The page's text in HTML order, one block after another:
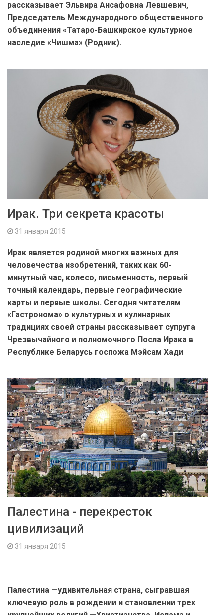
рассказывает Эльвира Ансафовна Левшевич,
Председатель Международного общественного
объединения «Татаро-Башкирское культурное
наследие «Чишма» (Родник).
Ирак. Три секрета красоты
31 января 2015
Ирак является родиной многих важных для
человечества изобретений, таких как 60-
минутный час, колесо, письменность, первый
точный календарь, первые географические
карты и первые школы. Сегодня читателям
«Гастронома» о культурных и кулинарных
традициях своей страны рассказывает супруга
Чрезвычайного и полномочного Посла Ирака в
Республике Беларусь госпожа Мэйсам Хади
Палестина - перекресток
цивилизаций
31 января 2015
Палестина —удивительная страна, сыгравшая
ключевую роль в рождении и становлении трех